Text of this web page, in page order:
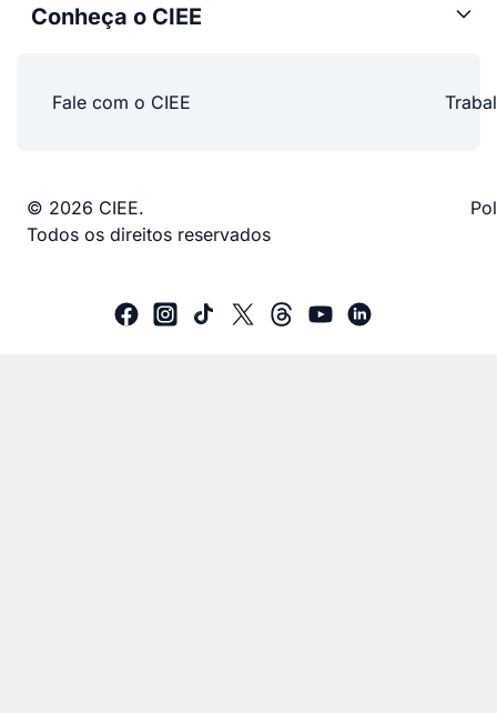
Conheça o CIEE
Fale com o CIEE
© 2026 CIEE.
Todos os direitos reservados